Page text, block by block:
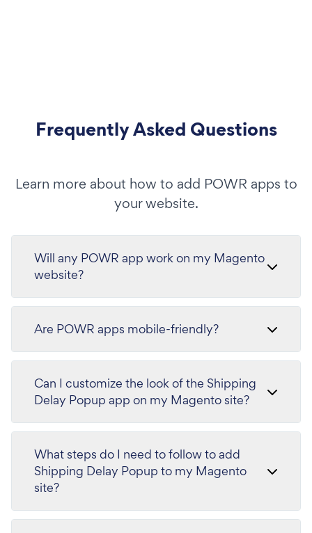
Frequently Asked Questions
Learn more about how to add POWR apps to
your website.
Will any POWR app work on my Magento
website?
Are POWR apps mobile-friendly?
Can I customize the look of the Shipping
Delay Popup app on my Magento site?
What steps do I need to follow to add
Shipping Delay Popup to my Magento
site?